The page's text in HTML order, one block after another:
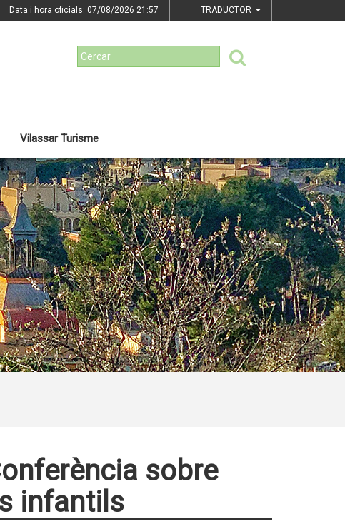
Data i hora oficials: 07/08/2026 21:57 TRADUCTOR
Vilassar Turisme
sobre
infantils